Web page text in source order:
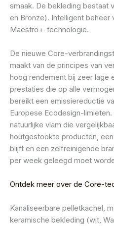
smaak. De bekleding bestaat
en Bronze). Intelligent
Maestro+-technologie.
De nieuwe Core-
maakt van de principes van
hoog rendement bij zeer lage
prestaties die op alle
bereikt een emissiereductie
Europese Ecodesign-
natuurlijke vlam die
houtgestookte producten,
blijft en een zelfreinigende
per week geleegd moet
Ontdek meer over de Core-
Kanaliseerbare pelletkachel,
keramische bekleding (wit,